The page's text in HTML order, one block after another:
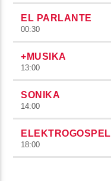
EL PARLANTE
00:30
+MUSIKA
13:00
SONIKA
14:00
ELEKTROGOSPEL
18:00